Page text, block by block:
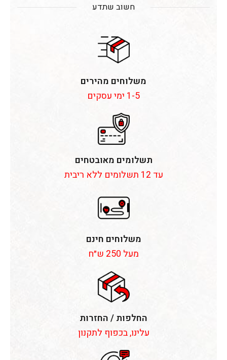
חשוב שתדע
משלוחים מהירים
1-5 ימי עסקים
תשלומים מאובטחים
עד 12 תשלומים ללא ריבית
משלוחים חינם
מעל 250 ש״ח
החלפות / החזרות
עלינו, בכפוף לתקנון